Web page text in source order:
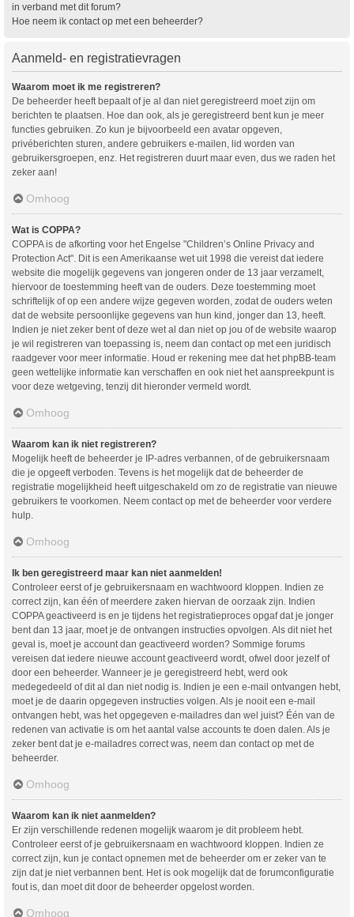
in verband met dit forum?
Hoe neem ik contact op met een beheerder?
Aanmeld- en registratievragen
Waarom moet ik me registreren?
De beheerder heeft bepaalt of je al dan niet geregistreerd moet zijn om
berichten te plaatsen. Hoe dan ook, als je geregistreerd bent kun je meer
functies gebruiken. Zo kun je bijvoorbeeld een avatar opgeven,
privéberichten sturen, andere gebruikers e-mailen, lid worden van
gebruikersgroepen, enz. Het registreren duurt maar even, dus we raden het
zeker aan!
Omhoog
Wat is COPPA?
COPPA is de afkorting voor het Engelse "Children’s Online Privacy and
Protection Act". Dit is een Amerikaanse wet uit 1998 die vereist dat iedere
website die mogelijk gegevens van jongeren onder de 13 jaar verzamelt,
hiervoor de toestemming heeft van de ouders. Deze toestemming moet
schriftelijk of op een andere wijze gegeven worden, zodat de ouders weten
dat de website persoonlijke gegevens van hun kind, jonger dan 13, heeft.
Indien je niet zeker bent of deze wet al dan niet op jou of de website waarop
je wil registreren van toepassing is, neem dan contact op met een juridisch
raadgever voor meer informatie. Houd er rekening mee dat het phpBB-team
geen wettelijke informatie kan verschaffen en ook niet het aanspreekpunt is
voor deze wetgeving, tenzij dit hieronder vermeld wordt.
Omhoog
Waarom kan ik niet registreren?
Mogelijk heeft de beheerder je IP-adres verbannen, of de gebruikersnaam
die je opgeeft verboden. Tevens is het mogelijk dat de beheerder de
registratie mogelijkheid heeft uitgeschakeld om zo de registratie van nieuwe
gebruikers te voorkomen. Neem contact op met de beheerder voor verdere
hulp.
Omhoog
Ik ben geregistreerd maar kan niet aanmelden!
Controleer eerst of je gebruikersnaam en wachtwoord kloppen. Indien ze
correct zijn, kan één of meerdere zaken hiervan de oorzaak zijn. Indien
COPPA geactiveerd is en je tijdens het registratieproces opgaf dat je jonger
bent dan 13 jaar, moet je de ontvangen instructies opvolgen. Als dit niet het
geval is, moet je account dan geactiveerd worden? Sommige forums
vereisen dat iedere nieuwe account geactiveerd wordt, ofwel door jezelf of
door een beheerder. Wanneer je je geregistreerd hebt, werd ook
medegedeeld of dit al dan niet nodig is. Indien je een e-mail ontvangen hebt,
moet je de daarin opgegeven instructies volgen. Als je nooit een e-mail
ontvangen hebt, was het opgegeven e-mailadres dan wel juist? Één van de
redenen van activatie is om het aantal valse accounts te doen dalen. Als je
zeker bent dat je e-mailadres correct was, neem dan contact op met de
beheerder.
Omhoog
Waarom kan ik niet aanmelden?
Er zijn verschillende redenen mogelijk waarom je dit probleem hebt.
Controleer eerst of je gebruikersnaam en wachtwoord kloppen. Indien ze
correct zijn, kun je contact opnemen met de beheerder om er zeker van te
zijn dat je niet verbannen bent. Het is ook mogelijk dat de forumconfiguratie
fout is, dan moet dit door de beheerder opgelost worden.
Omhoog